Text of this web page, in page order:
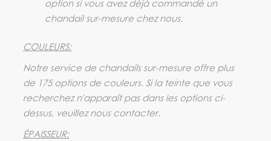
option si vous avez déjà commandé un
chandail sur-mesure chez nous.
COULEURS:
Notre service de chandails sur-mesure offre plus
de 175 options de couleurs. Si la teinte que vous
recherchez n'apparaît pas dans les options ci-
dessus, veuillez nous contacter.
ÉPAISSEUR: